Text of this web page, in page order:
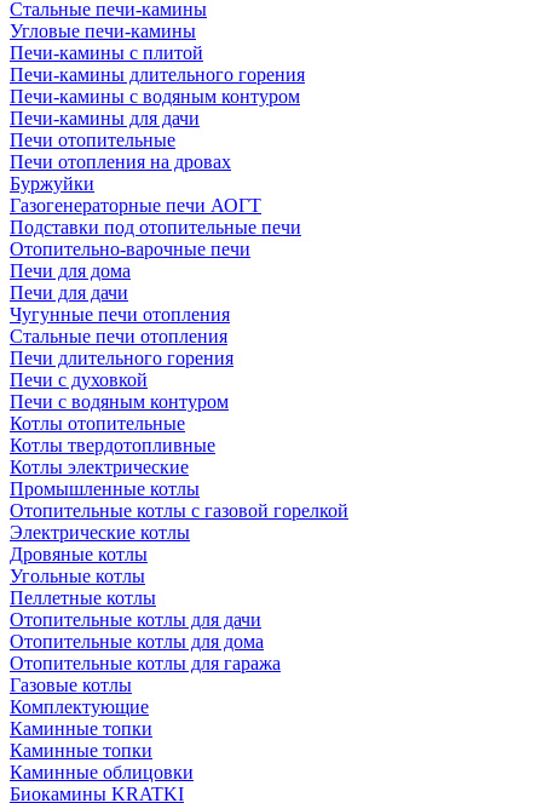
Стальные печи-камины
Угловые печи-камины
Печи-камины с плитой
Печи-камины длительного горения
Печи-камины с водяным контуром
Печи-камины для дачи
Печи отопительные
Печи отопления на дровах
Буржуйки
Газогенераторные печи АОГТ
Подставки под отопительные печи
Отопительно-варочные печи
Печи для дома
Печи для дачи
Чугунные печи отопления
Стальные печи отопления
Печи длительного горения
Печи с духовкой
Печи с водяным контуром
Котлы отопительные
Котлы твердотопливные
Котлы электрические
Промышленные котлы
Отопительные котлы с газовой горелкой
Электрические котлы
Дровяные котлы
Угольные котлы
Пеллетные котлы
Отопительные котлы для дачи
Отопительные котлы для дома
Отопительные котлы для гаража
Газовые котлы
Комплектующие
Каминные топки
Каминные топки
Каминные облицовки
Биокамины KRATKI